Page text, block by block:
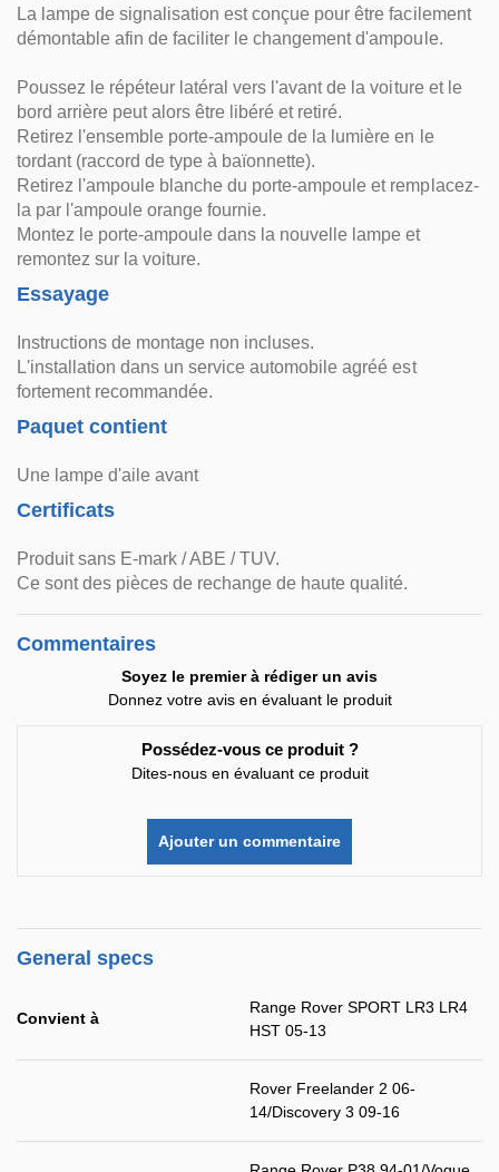
La lampe de signalisation est conçue pour être facilement
démontable afin de faciliter le changement d'ampoule.
Poussez le répéteur latéral vers l'avant de la voiture et le
bord arrière peut alors être libéré et retiré.
Retirez l'ensemble porte-ampoule de la lumière en le
tordant (raccord de type à baïonnette).
Retirez l'ampoule blanche du porte-ampoule et remplacez-
la par l'ampoule orange fournie.
Montez le porte-ampoule dans la nouvelle lampe et
remontez sur la voiture.
Essayage
Instructions de montage non incluses.
L'installation dans un service automobile agréé est
fortement recommandée.
Paquet contient
Une lampe d'aile avant
Certificats
Produit sans E-mark / ABE / TUV.
Ce sont des pièces de rechange de haute qualité.
Commentaires
Soyez le premier à rédiger un avis
Donnez votre avis en évaluant le produit
Possédez-vous ce produit ?
Dites-nous en évaluant ce produit
Ajouter un commentaire
General specs
Convient à
Range Rover SPORT LR3 LR4
HST 05-13
Rover Freelander 2 06-
14/Discovery 3 09-16